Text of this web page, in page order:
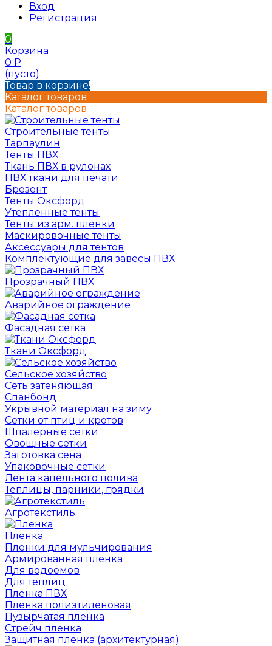
Вход
Регистрация
0
Корзина
0 Р
(пусто)
Товар в корзине!
Каталог товаров
Каталог товаров
Строительные тенты
Тарпаулин
Тенты ПВХ
Ткань ПВХ в рулонах
ПВХ ткани для печати
Брезент
Тенты Оксфорд
Утепленные тенты
Тенты из арм. пленки
Маскировочные тенты
Аксессуары для тентов
Комплектующие для завесы ПВХ
Прозрачный ПВХ
Аварийное ограждение
Фасадная сетка
Ткани Оксфорд
Сельское хозяйство
Сеть затеняющая
Спанбонд
Укрывной материал на зиму
Сетки от птиц и кротов
Шпалерные сетки
Овощные сетки
Заготовка сена
Упаковочные сетки
Лента капельного полива
Теплицы, парники, грядки
Агротекстиль
Пленка
Пленки для мульчирования
Армированная пленка
Для водоемов
Для теплиц
Пленка ПВХ
Пленка полиэтиленовая
Пузырчатая пленка
Cтрейч пленка
Защитная пленка (архитектурная)